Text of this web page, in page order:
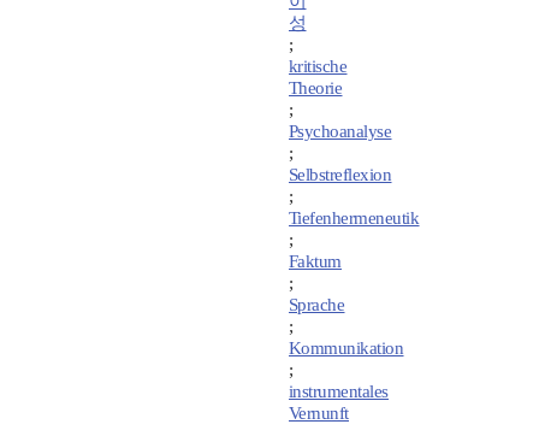
성
;
kritische
Theorie
;
Psychoanalyse
;
Selbstreflexion
;
Tiefenhermeneutik
;
Faktum
;
Sprache
;
Kommunikation
;
instrumentales
Vernunft